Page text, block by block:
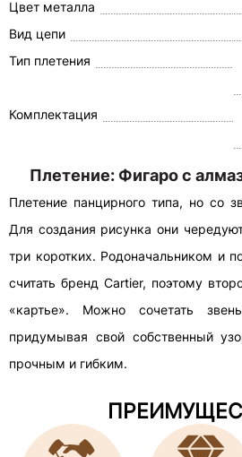
Цвет металла
Вид цепи
Тип плетения
Комплектация
Плетение: Фигаро с
Плетение панцирного типа, но со
Для создания рисунка они
три коротких. Родоначальником и
считать бренд Cartier, поэтому
«картье». Можно сочетать
придумывая свой собственный
прочным и гибким.